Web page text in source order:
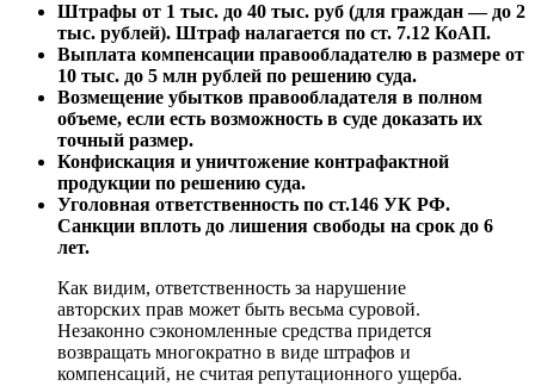
Штрафы от 1 тыс. до 40 тыс. руб (для граждан — до 2
тыс. рублей). Штраф налагается по ст. 7.12 КоАП.
Выплата компенсации правообладателю в размере от
10 тыс. до 5 млн рублей по решению суда.
Возмещение убытков правообладателя в полном
объеме, если есть возможность в суде доказать их
точный размер.
Конфискация и уничтожение контрафактной
продукции по решению суда.
Уголовная ответственность по ст.146 УК РФ.
Санкции вплоть до лишения свободы на срок до 6
лет.
Как видим, ответственность за нарушение
авторских прав может быть весьма суровой.
Незаконно сэкономленные средства придется
возвращать многократно в виде штрафов и
компенсаций, не считая репутационного ущерба.